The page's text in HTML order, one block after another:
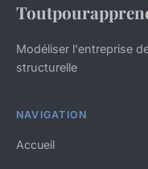
Modéliser l'entreprise
structurelle
NAVIGATION
Accueil